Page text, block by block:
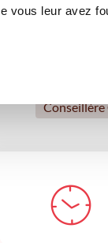
vous leur avez
Conseillère